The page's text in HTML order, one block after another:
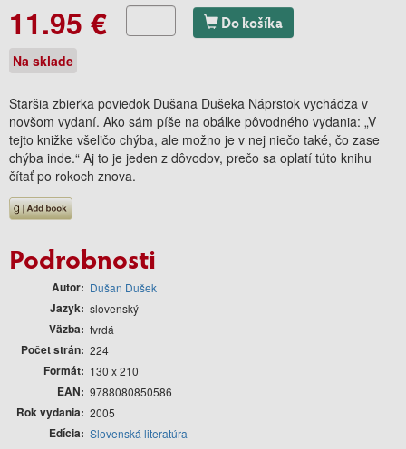
11.95 € Do košíka
Na sklade
Staršia zbierka poviedok Dušana Dušeka Náprstok vychádza v
novšom vydaní. Ako sám píše na obálke pôvodného vydania: „V
tejto knižke všeličo chýba, ale možno je v nej niečo také, čo zase
chýba inde.“ Aj to je jeden z dôvodov, prečo sa oplatí túto knihu
čítať po rokoch znova.
Podrobnosti
Autor Dušan Dušek
Jazyk slovenský
Väzba tvrdá
Počet strán 224
Formát 130 x 210
EAN 9788080850586
Rok vydania 2005
Edícia Slovenská literatúra